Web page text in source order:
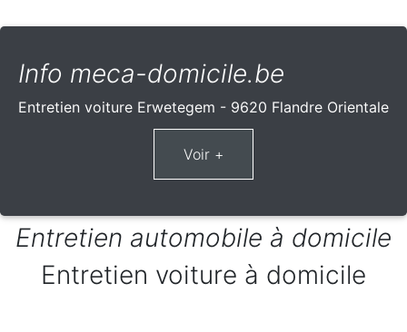
Info meca-domicile.be
Entretien voiture Erwetegem - 9620 Flandre Orientale
Entretien automobile à domicile
Entretien voiture à domicile